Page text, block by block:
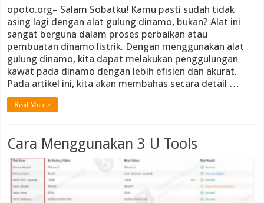
opoto.org– Salam Sobatku! Kamu pasti sudah tidak
asing lagi dengan alat gulung dinamo, bukan? Alat ini
sangat berguna dalam proses perbaikan atau
pembuatan dinamo listrik. Dengan menggunakan alat
gulung dinamo, kita dapat melakukan penggulungan
kawat pada dinamo dengan lebih efisien dan akurat.
Pada artikel ini, kita akan membahas secara detail …
Read More »
Cara Menggunakan 3 U Tools